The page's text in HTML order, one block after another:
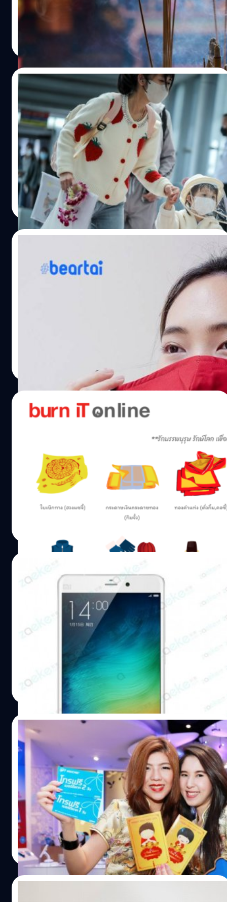
หวัด ลดความเสี่ยงของโรคหัวใจและหลอดเลือด โรคมะเร็ง
และยังมีส่วนสำคัญในการสร้างคอลลาเจนที่ช่วยเพิ่มความ
ยืดหยุ่นของผิวด้วย โดยส้มขนาดกลาง 1 ลูกให้วิตามินซีราว 70
มิลลิกรัม ซึ่งเกือบเท่ากับที่ร่างกายต้องการวันเลยทีเดียว
(ผู้ชาย: 90 มก./วัน ผู้หญิง: 75 มก./วัน) การไหว้ส้มสีทองใน
ช่วงเทศกาลจึงช่วยให้คุณผลไม้ที่อัดแน่นด้วยวิตามินซีกินไป
สักพักเลย Fun Fact: รู้หรือไม่? ส้มเป็นผลไม้ตระกูลเบอร์รี 2.
กล้วยหอม…
หันมาศรัทธาวิทยาศาสตร์มากขึ้น ธูปก็ยังคงอยู่ในวิถีชีวิต แต่
คุณรู้รึเปล่าว่า ควันของเครื่องมือสื่อสารชนิดนี้ส่งผลเสียต่อสิ่ง
แวดล้อมและสุขภาพกว่าที่คิด ในบทความนี้ เราจะพาคุณมา
รู้จักผลกระทบจากควันธูปที่มากกว่าความรู้สึกแสบตาและฉุน
จมูกเวลาไปวัดหรือศาลเจ้ามาให้ได้อ่านกัน ควันธูปกับผลกระ
ทบต่อสิ่งแวดล้อม ปัญหาสิ่งแวดล้อมที่น่ากังวลของโลกใน
ปัจจุบัน คือ ปัญหาโลกร้อน ที่สร้างให้เกิดความแปรปรวนของ
สภาพอากาศ และหากในสเกลที่เล็กลงมาที่พบเห็นในเมือง
ใหญ่ คงจะหนีไม่พ้น PM2.5 ที่ส่งผลต่อระบบทางเดินหายใจ
และระบบอื่นของร่างกาย ควันธูปเป็นมลพิษที่มีส่วนทำให้เกิด
ปัญหาเหล่านี้ขึ้น คุณเคยสงสัยไหมว่าภายใน 1 ปี คุณจุดธูปไป
กี่ดอก ประเพณีไทยมีกี่เทศกาล วันสำคัญทางความเชื่อมีกี่วัน
แต่ละวันเราไหว้อะไรบ้าง ไหว้กี่ครั้ง ครั้งละกี่ดอก ซึ่งยังไม่รวม
การสักการบูชาในวันทั่วไปหรือการเผากระดาษเงินกระดาษใน
ช่วงวันตรุษจีน หากลองนึกภาพตามในแต่ละปีคนไทยอาจ
สร้างมลพิษทางอากาศปริมาณไม่น้อยเลยทีเดียว การจุดธูป
เพื่อพิธีกรรมทางความเชื่อที่ทำให้เกิดมลพิษจึงเป็นปัญหาด้าน
สิ่งแวดล้อมที่คนไทยควรกังวลและหาทางออกร่วมกัน เพื่อสิ่ง
แวดล้อม สุขภาพ และคุณภาพชีวิตที่ดีขึ้น ควันธูป เพิ่มความ
ในและต่างประเทศยืนยันว่า การยืนอยู่ท่ามกลางควันธูปแห่ง
ความศรัทธา เราได้สูดดมสารก่อมะเร็งหลายชนิด ทั้งเบนซีน
(Benzene) พีเอเอช (PAHs) บิวทาไดอีน และโลหะหนัก (ตะกั่ว
ภูษิต เรืองอุดมกิจ| 1300 days ago
09/01/2023
มาถึงแล้ว นักท่องเที่ยวจีน ล็อตแรก 269
คน โดยมี 3 รมต.ตัวแทนรัฐบาลไทยเตรียม
มาลัยข้อมือต้อนรับ
นักท่องเที่ยวจีนเที่ยวบินแรกจากเมืองเซี่ยเหมิน มณฑลฝูเจี้ยน
จำนวน 269 คน เดินทางถึงท่าอากาศยานสุวรรณภูมิ
ประเทศไทยแล้ว วันนี้ (9 มกราคม 2566) เมื่อเวลา 12.17 น.
โดยมีนายอนุทิน ชาญวีรกูล รองนายกรัฐมนตรีและรัฐมนตรี
ว่าการกระทรวงสาธารณสุข พร้อมด้วยนายศักดิ์สยาม ชิดชอบ
รัฐมนตรีว่าการกระทรวงคมนาคม และนายพิพัฒน์ รัชกิจ
ประการ รัฐมนตรีว่าการกระทรวงการท่องเที่ยวและกีฬา พร้อม
ผู้บริหารจากทั้ง 3 กระทรวง ร่วมให้การต้อนรับ ผู้โดยสารทั้ง
269 คน ที่เดินทางมากับสายการบินเซียะเหมินแอร์ไลน์
กรุงเทพฯ (สุวรรณภูมิ) เดินทางเข้ามาภายใต้มาตรการป้องกัน
โควิด ซึ่งนายอนุทินยืนยันว่ามาตรการดังกล่าวที่กำหนดไว้
เหมาะสมตามมาตรฐานสากล และวันนี้จะมีเที่ยวบินจาก
ประเทศจีนบินเข้ามาเพิ่มอีก 15 เที่ยวบิน รวมผู้โดยสารทั้งสิ้น
3,465 คน ส่วนภาพรวมตลอดทั้งปีนี้คาดว่าจะมีนักท่องเที่ยว
จากประเทศจีนที่เดินทางผ่านท่าอากาศยาน ทั่วประเทศ
ประมาณ 7-10 ล้านคน จากเดิมก่อนการระบาดที่มี 20 ล้านคน
สำหรับการเดินทางเข้าไทย ของนักท่องเที่ยวจากประเทศจีน
พนิตา สืบสมุทร| 1308 days ago
Read More
คนโสดต้องมี! หน้ากากอนามัยสำหรับใส่วัน
ตรุษจีน จะได้ไม่ต้องตอบคำถาม!
เทศกาลตรุษจีนใกล้เข้ามาทุกที แม้ในปีนี้การจัดเทศกาลอาจ
จะแตกต่างไปจากปีก่อน ๆ เนื่องด้วยสถานการณ์ Covid-19
แต่ก็มีสิ่งหนึ่งที่จะไม่มีวันเปลี่ยนคือ การรวมญาติในวันตรุษจีน
แล้วคำถามที่ทุกคนจะต้องพบเจอในวันนี้ก็คือ "เมื่อไหร่จะมี
แฟน" "เมื่อไหร่จะแต่งงาน" "ทำไมยังไม่มีลูกอีกล่ะ" คำถาม
เหล่านี้เป็นคำถามโลกแตกที่ทำให้ใครหลายคนต้องหงุดหงิด!
แต่คำถามนี้จะหมดไปถ้าคุณใส่หน้ากากอนามัยของ
wheniwasfour แบรนด์ของใช้จากสิงคโปร์ที่เกิดไอเดียผลิต
สถานการณ์โลกในปัจจุบันได้เป็นอย่างดี ด้วยการผลิต
หน้ากากอนามัยสีแดงสด พร้อมสกรีนคำว่า Gong Xi Fa Cai
ขอให้ร่ำรวย คำอวยพรตามธรรมเนียมชาวจีน ต่อท้ายด้วย
ประโยค "ฉันยังไม่มีแฟน" ไว้สำหรับตอบคำถามญาติ ๆ แบบที่
ไม่ต้องพูดออกมาก็น่าจะเข้าใจ ซึ่งคุณสามารถเลือกสกรีน
ข้อความอื่น ๆ ได้อีกด้วย ไม่ว่าจะเป็น "ฉันยังไม่อยากมีลูก"
หรือ "ตอนนี้ฉันยังไม่อยากแต่งงาน" นอกจากนี้ยังมีลวดลาย
ของหน้ากากอนามัยหลากหลายสไตล์ให้เลือกใส่ อาจจะเพิ่ม
ความน่ารักด้วยการใส่ลายหมูหวานแผ่น หรือบ๊ะโป้ว ของว่าง
ยอดฮิตในเทศกาลตรุษจีน ตามด้วยฮุคข้อความที่จะทำให้
หน้ากากอนามัยนี้สนนราคาอยู่ที่ SG$ 10.90 (245.52 บาท)
ต้องบอกว่าเป็นหน้ากากอนามัยสุดคุ้มทีเดียว เพราะกันทั้ง
Covid-19 และยังกันคำถามที่แสนจะวุ่นว๊ายวุ่นวายจากญาติ ๆ
อีกด้วย พิสูจน์อักษร :…
04/02/2019
ออนไลน์ที่เว็บ “Burn It Online” กันดีกว่า
ผ่านกันไปอีกปี.. หมุนมาสู่ปีใหม่จีน 2019 รอบนี้ หลายๆ คนก็
ต้อนรับความเฮงรับวันตรุษจีนกันเป็นที่เรียบร้อย และหลายๆ
ครอบครัวก็กำลังวุ่นกับการเตรียมการไหว้เจ้ากันอย่างชุลมุน
ไม่ว่าจะเป็นเนื้อสัตว์ ผลไม้มงคลสารพัด รวมถึงเตรียมของ
มงคลที่ต้องการเผากงเต๊กไปให้บรรพบุรุษด้วย..แต่เดี๋ยวสิ!!
ช่วงนี้ที่กรุงเทพเนี่ย ฝุ่นตลบอบอวลเลย ถ้าเราเผากระดาษกัน
เยอะๆ PM2.5 ก็ยิ่งเพิ่มมากขึ้น และทำให้เกิดผลเสียตามมา
แบบไม่จบสิ้นสักที แบบนี้เรามาหาทางออกรับเทศกาลตรุษจีน
สำหรับเทศกาลตรุษจีนโดยเฉพาะ! ซึ่งก็คือเว็บ “Burn It
Online” มาดูกันดีกว่า ว่าเว็บ Burn It Online ทำอะไรได้บ้าง
เมื่อเข้าสู่เว็บแล้ว สิ่งที่เราจะเห็นด้านบนสุดเลยก็คือ ตัวเลขค่า
PM2.5 ของกรุงเทพในขณะนี้ และเมื่อเรากดเข้าไปตรงเมนูด้าน
บน ก็จะเข้าสู่เว็บ AirVisual โดยอัตโนมัติซึ่งก็จะมีการบอกค่า
ฝุ่น PM2.5 ในพื้นที่ต่างๆ รวมถึงรายละเอียดข้อมูลพวก
ความชื้นในอากาศ แรงลม ความกดอากาศ ฯลฯ และยังมีการ
ให้ข้อมูล PM2.5 ไปล่วงหน้าอีก 7 วัน รวมถึงให้ข้อมูลต่างๆ เป็น
รายชั่วโมงด้วย ซึ่งก็นับว่าข้อมูลต่างๆ เกี่ยวกับมลพิษทาง
อากาศนั้น ค่อนข้างละเอียดและชัดเจนเลยทีเดียว…
Soonyata Hokongtripop | 2743 days ago
คอนเฟิร์มแล้ว Xiaomi Mi 5มาพร้อม
Snapdragon 820 จ่อเปิดตัวหลังตรุษจีน
ตกเป็นข่าวลือมาพักใหญ่สำหรับเรือธงตัวใหม่ของ Xiaomi
อย่าง Mi 5 ในที่สุดเจ้าหน้าที่ระดับสูงของพวกเขาก็ออกมา
โพสต์ผ่านเว็บไซต์ Weibo โดยประกาศชัดเจนแล้วว่าจะใช้ชิป
เซ็ตตัวใหม่ล่าสุด Snapdragon 820 แน่นอน
ณัฐพันธ์ ส่งวิรุฬห์| 3868 days ago
19/02/2015
ดีแทคแจกอั่งเปาฉลองตรุษจีน มอบโทรฟรี
สูงสุด 2 วัน และส่วนลดซื้อสินค้าออนไลน์
ดีแทคแจกอั่งเปาสุดคุ้มเพื่อเฉลิมฉลองเทศกาลตรุษจีน มอบ
คูปองโทรฟรีสูงสุด 2วัน และ คูปองส่วนลดซื้อสินค้าออนไลน์
ที่ WearYouWant มูลค่า 300 บาท
Totsapon Kritsadangphorn| 4189 days ago
Read More